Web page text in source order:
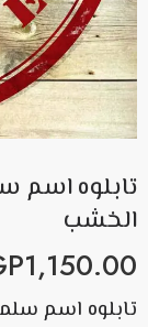
تابلوه اسم
الخشب
1,150.00
تابلوه اسم